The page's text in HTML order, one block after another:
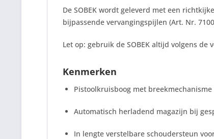
De SOBEK wordt geleverd met een
bijpassende vervangingspijlen (Art. Nr.
Let op: gebruik de SOBEK altijd volgens
Kenmerken
Pistoolkruisboog met
Automatisch herladend magazijn bij
In lengte verstelbare schoudersteun